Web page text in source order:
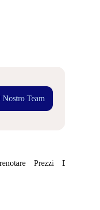
Nostro Team
Prezzi Disponibilità